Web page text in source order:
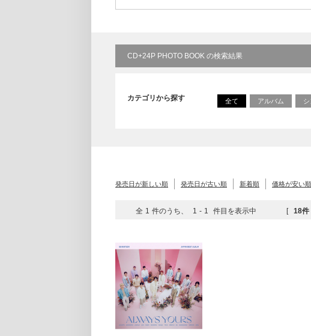
CD+24P PHOTO BOOK の検索結果
カテゴリから探す 全て アルバム
発売日が新しい順 発売日が古い順 新着順 価格が安い順
全 1 件のうち、 1 - 1 件目を表示中 [ 18件